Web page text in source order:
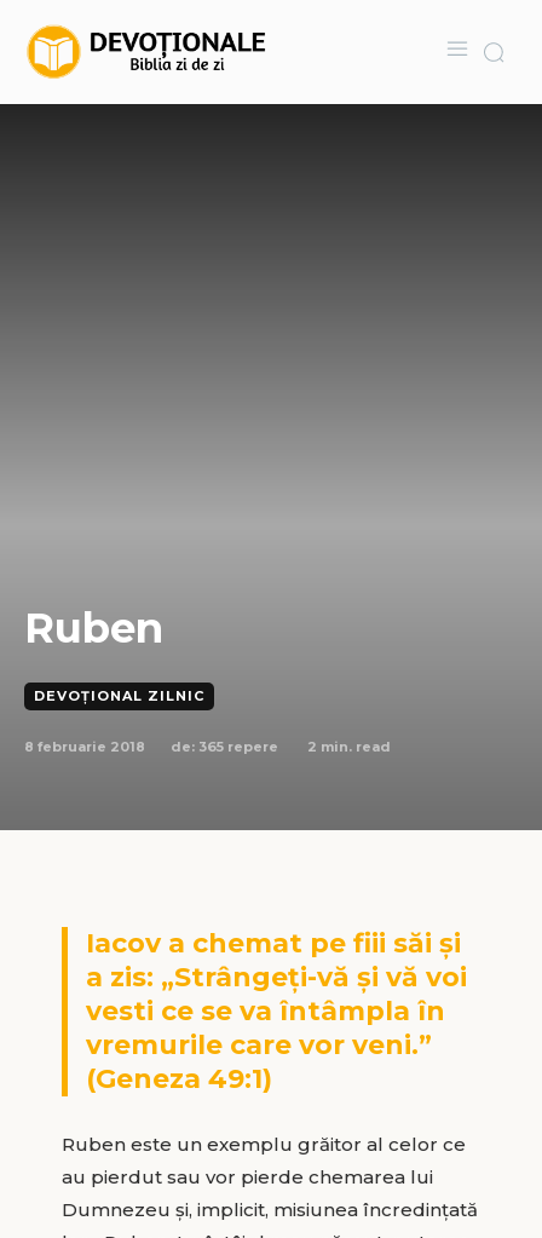
Ruben
DEVOȚIONAL ZILNIC
8 februarie 2018 de: 365 repere 2 min. read
Iacov a chemat pe fiii săi şi
a zis: „Strângeţi-vă şi vă voi
vesti ce se va întâmpla în
vremurile care vor veni.”
(Geneza 49:1)
Ruben este un exemplu grăitor al celor ce
au pierdut sau vor pierde chemarea lui
Dumnezeu şi, implicit, misiunea încredinţată